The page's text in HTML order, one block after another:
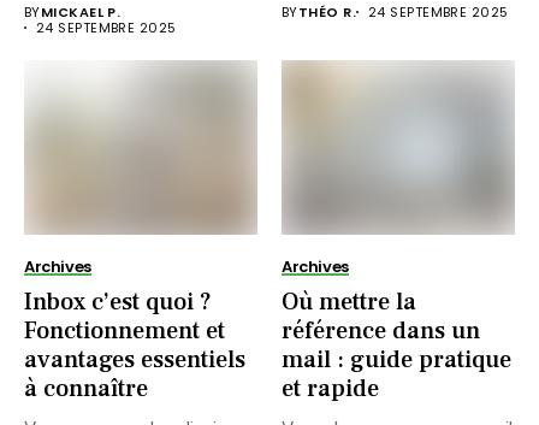
BYMICKAEL P.
24 SEPTEMBRE 2025
BYTHÉO R. 24 SEPTEMBRE 2025
Archives
Inbox c’est quoi ?
Fonctionnement et
avantages essentiels
à connaître
Archives
Où mettre la
référence dans un
mail : guide pratique
et rapide